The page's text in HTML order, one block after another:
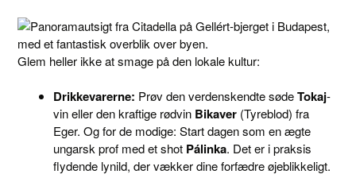
Glem heller ikke at smage på den lokale kultur:
Drikkevarerne: Prøv den verdenskendte sødeTokaj-
vin eller den kraftige rødvin Bikaver (Tyreblod) fra
Eger. Og for de modige: Start dagen som en ægte
ungarsk prof med et shot Pálinka. Det er i praksis
flydende lynild, der vækker dine forfædre øjeblikkeligt.